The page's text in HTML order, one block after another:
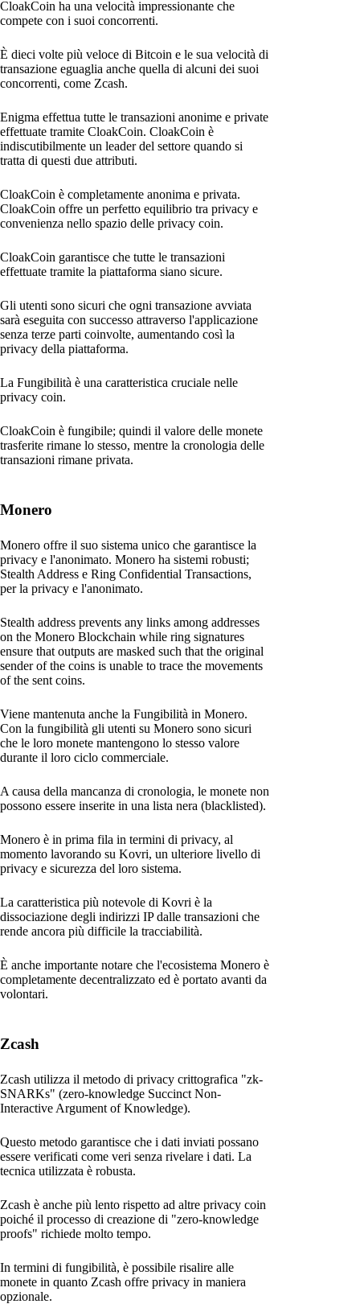
CloakCoin ha una velocità impressionante che
compete con i suoi concorrenti.
È dieci volte più veloce di Bitcoin e le sua velocità di
transazione eguaglia anche quella di alcuni dei suoi
concorrenti, come Zcash.
Enigma effettua tutte le transazioni anonime e private
effettuate tramite CloakCoin. CloakCoin è
indiscutibilmente un leader del settore quando si
tratta di questi due attributi.
CloakCoin è completamente anonima e privata.
CloakCoin offre un perfetto equilibrio tra privacy e
convenienza nello spazio delle privacy coin.
CloakCoin garantisce che tutte le transazioni
effettuate tramite la piattaforma siano sicure.
Gli utenti sono sicuri che ogni transazione avviata
sarà eseguita con successo attraverso l'applicazione
senza terze parti coinvolte, aumentando così la
privacy della piattaforma.
La Fungibilità è una caratteristica cruciale nelle
privacy coin.
CloakCoin è fungibile; quindi il valore delle monete
trasferite rimane lo stesso, mentre la cronologia delle
transazioni rimane privata.
Monero
Monero offre il suo sistema unico che garantisce la
privacy e l'anonimato. Monero ha sistemi robusti;
Stealth Address e Ring Confidential Transactions,
per la privacy e l'anonimato.
Stealth address prevents any links among addresses
on the Monero Blockchain while ring signatures
ensure that outputs are masked such that the original
sender of the coins is unable to trace the movements
of the sent coins.
Viene mantenuta anche la Fungibilità in Monero.
Con la fungibilità gli utenti su Monero sono sicuri
che le loro monete mantengono lo stesso valore
durante il loro ciclo commerciale.
A causa della mancanza di cronologia, le monete non
possono essere inserite in una lista nera (blacklisted).
Monero è in prima fila in termini di privacy, al
momento lavorando su Kovri, un ulteriore livello di
privacy e sicurezza del loro sistema.
La caratteristica più notevole di Kovri è la
dissociazione degli indirizzi IP dalle transazioni che
rende ancora più difficile la tracciabilità.
È anche importante notare che l'ecosistema Monero è
completamente decentralizzato ed è portato avanti da
volontari.
Zcash
Zcash utilizza il metodo di privacy crittografica "zk-
SNARKs" (zero-knowledge Succinct Non-
Interactive Argument of Knowledge).
Questo metodo garantisce che i dati inviati possano
essere verificati come veri senza rivelare i dati. La
tecnica utilizzata è robusta.
Zcash è anche più lento rispetto ad altre privacy coin
poiché il processo di creazione di "zero-knowledge
proofs" richiede molto tempo.
In termini di fungibilità, è possibile risalire alle
monete in quanto Zcash offre privacy in maniera
opzionale.